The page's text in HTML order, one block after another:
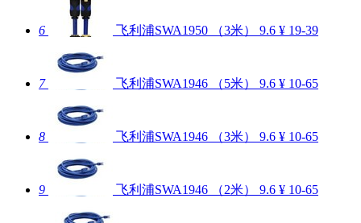
6 飞利浦SWA1950 （3米） 9.6 ¥ 19-39
7 飞利浦SWA1946 （5米） 9.6 ¥ 10-65
8 飞利浦SWA1946 （3米） 9.6 ¥ 10-65
9 飞利浦SWA1946 （2米） 9.6 ¥ 10-65